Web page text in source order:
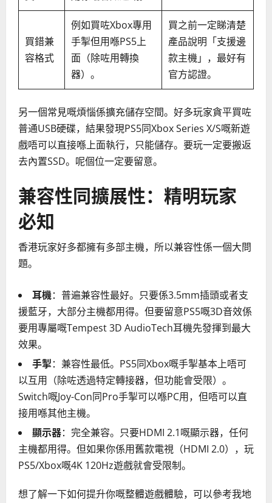
買錯兼
容格式
例如買咗Xbox專用
手掣但用喺PS5上
面（除咗用轉換
器）。
買之前一定睇清楚
產品說明「支援邊
款主機」，最好有
官方認證。
另一個常見嘅煩惱係擴充儲存空間。好多玩家貪平買咗
普通USB硬碟，結果發現PS5同Xbox Series X/S嘅新遊
戲唔可以直接喺上面執行，只能儲存。要玩一定要搬返
去內置SSD。呢個位一定要留意。
兼容性同擴展性：精明玩家
必知
香港玩家好多都擁有多部主機，所以兼容性係一個大問
題。
耳機：普遍兼容性最好。只要係3.5mm插頭或者支
援藍牙，大部分主機都用得。但要留意PS5嘅3D音效係
要用專屬嘅Tempest 3D AudioTech耳機先發揮到最大
效果。
手掣：兼容性最低。PS5同Xbox嘅手掣基本上唔可
以互用（除咗透過特定轉接器，但功能會受限）。
Switch嘅Joy-Con同Pro手掣可以喺PC用，但唔可以直
接用喺其他主機。
顯示器：完全兼容。只要HDMI 2.1嘅顯示器，任何
主機都用得。但如果你係用舊款電視（HDMI 2.0），玩
PS5/Xbox嘅4K 120Hz遊戲就會受限制。
想了解一下如何提升你嘅整體遊戲體驗，可以參考我地